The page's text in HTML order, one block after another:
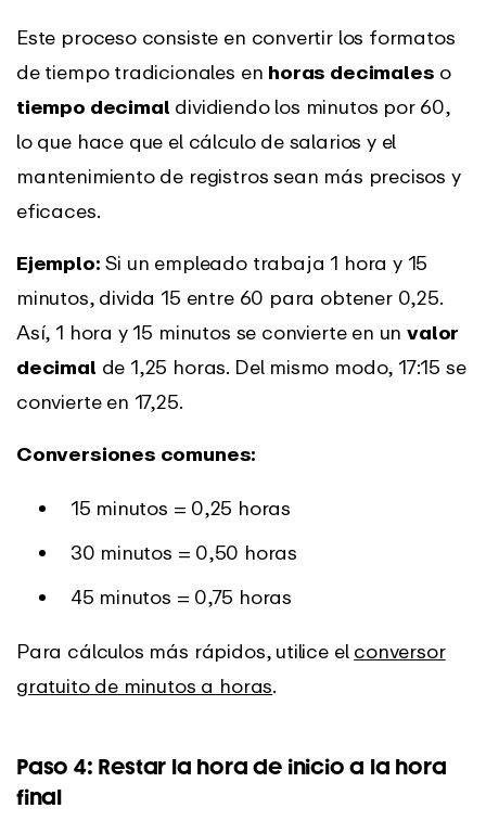
Este proceso consiste en convertir los formatos
de tiempo tradicionales en horas decimales o
tiempo decimal dividiendo los minutos por 60,
lo que hace que el cálculo de salarios y el
mantenimiento de registros sean más precisos y
eficaces.
Ejemplo: Si un empleado trabaja 1 hora y 15
minutos, divida 15 entre 60 para obtener 0,25.
Así, 1 hora y 15 minutos se convierte en unvalor
decimal de 1,25 horas. Del mismo modo, 17:15 se
convierte en 17,25.
Conversiones comunes:
15 minutos = 0,25 horas
30 minutos = 0,50 horas
45 minutos = 0,75 horas
Para cálculos más rápidos, utilice el conversor
gratuito de minutos a horas.
Paso 4: Restar la hora de inicio a la hora
final